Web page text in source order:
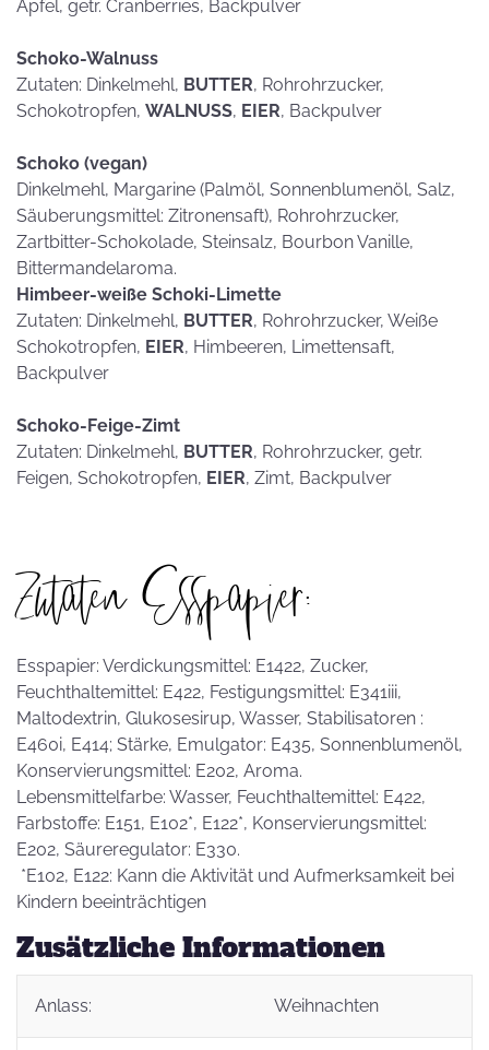
Äpfel, getr. Cranberries, Backpulver
Schoko-Walnuss
Zutaten: Dinkelmehl, BUTTER, Rohrohrzucker,
Schokotropfen, WALNUSS, EIER, Backpulver
Schoko (vegan)
Dinkelmehl, Margarine (Palmöl, Sonnenblumenöl, Salz,
Säuberungsmittel: Zitronensaft), Rohrohrzucker,
Zartbitter-Schokolade, Steinsalz, Bourbon Vanille,
Bittermandelaroma.
Himbeer-weiße Schoki-Limette
Zutaten: Dinkelmehl, BUTTER, Rohrohrzucker, Weiße
Schokotropfen, EIER, Himbeeren, Limettensaft,
Backpulver
Schoko-Feige-Zimt
Zutaten: Dinkelmehl, BUTTER, Rohrohrzucker, getr.
Feigen, Schokotropfen, EIER, Zimt, Backpulver
Zutaten Esspapier:
Esspapier: Verdickungsmittel: E1422, Zucker,
Feuchthaltemittel: E422, Festigungsmittel: E341iii,
Maltodextrin, Glukosesirup, Wasser, Stabilisatoren :
E460i, E414; Stärke, Emulgator: E435, Sonnenblumenöl,
Konservierungsmittel: E202, Aroma.
Lebensmittelfarbe: Wasser, Feuchthaltemittel: E422,
Farbstoffe: E151, E102*, E122*, Konservierungsmittel:
E202, Säureregulator: E330.
*E102, E122: Kann die Aktivität und Aufmerksamkeit bei
Kindern beeinträchtigen
Zusätzliche Informationen
Anlass: Weihnachten